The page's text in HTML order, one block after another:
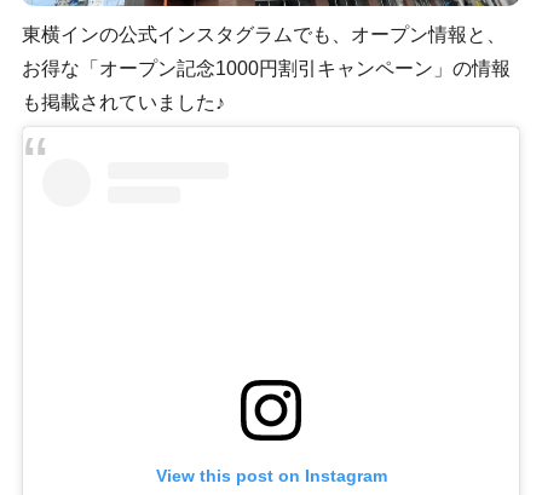
東横インの公式インスタグラムでも、オープン情報と、
お得な「オープン記念1000円割引キャンペーン」の情報
も掲載されていました♪
View this post on Instagram